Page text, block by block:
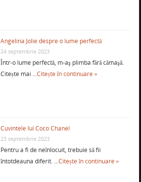
Angelina Jolie despre o lume perfectă
24 septembrie 2023
Într-o lume perfectă, m-aş plimba fără cămaşă.
Citește mai …Citește în continuare »
Cuvintele lui Coco Chanel
23 septembrie 2023
Pentru a fi de neînlocuit, trebuie să fii
întotdeauna diferit. …Citește în continuare »